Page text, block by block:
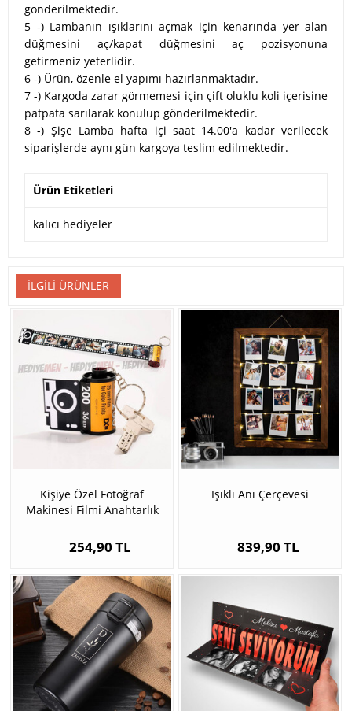
gönderilmektedir.
5 -) Lambanın ışıklarını açmak için kenarında yer alan
düğmesini aç/kapat düğmesini aç pozisyonuna
getirmeniz yeterlidir.
6 -) Ürün, özenle el yapımı hazırlanmaktadır.
7 -) Kargoda zarar görmemesi için çift oluklu koli içerisine
patpata sarılarak konulup gönderilmektedir.
8 -) Şişe Lamba hafta içi saat 14.00'a kadar verilecek
siparişlerde aynı gün kargoya teslim edilmektedir.
Ürün Etiketleri
kalıcı hediyeler
İLGILI ÜRÜNLER
Kişiye Özel Fotoğraf
Makinesi Filmi Anahtarlık
254,90 TL
Işıklı Anı Çerçevesi
839,90 TL